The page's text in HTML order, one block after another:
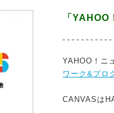
「
YAHOO！ニ
ワーク&プロ
CANVASは